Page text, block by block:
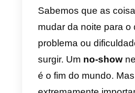
ou
mas nunca
de situação
pessoa no-